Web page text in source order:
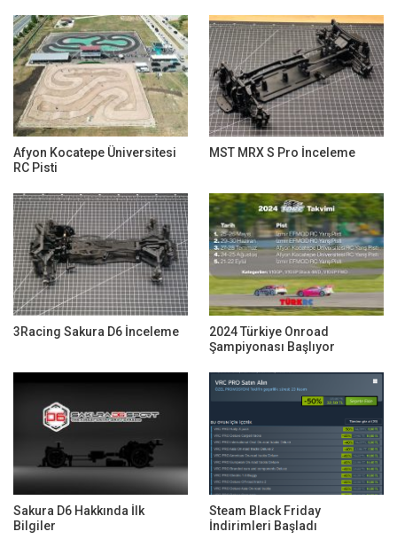
Afyon Kocatepe Üniversitesi
RC Pisti
MST MRX S Pro İnceleme
3Racing Sakura D6 İnceleme
2024 Türkiye Onroad
Şampiyonası Başlıyor
Sakura D6 Hakkında İlk
Bilgiler
Steam Black Friday
İndirimleri Başladı